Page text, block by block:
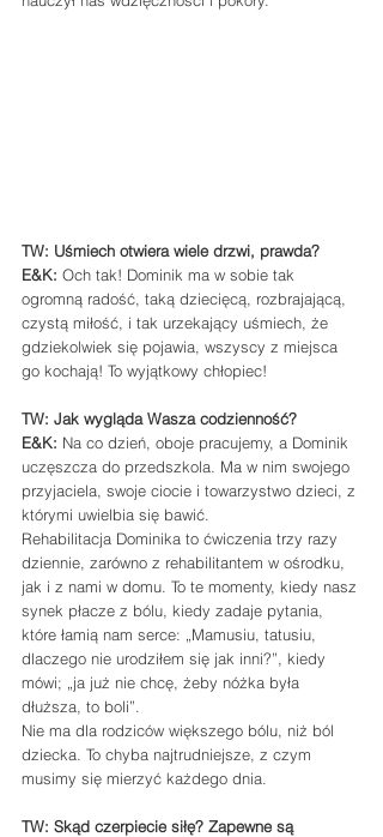
TW: Uśmiech otwiera wiele drzwi, prawda?
E&K: Och tak! Dominik ma w sobie tak
ogromną radość, taką dziecięcą, rozbrajającą,
czystą miłość, i tak urzekający uśmiech, że
gdziekolwiek się pojawia, wszyscy z miejsca
go kochają! To wyjątkowy chłopiec!
TW: Jak wygląda Wasza codzienność?
E&K: Na co dzień, oboje pracujemy, a Dominik
uczęszcza do przedszkola. Ma w nim swojego
przyjaciela, swoje ciocie i towarzystwo dzieci, z
którymi uwielbia się bawić.
Rehabilitacja Dominika to ćwiczenia trzy razy
dziennie, zarówno z rehabilitantem w ośrodku,
jak i z nami w domu. To te momenty, kiedy nasz
synek płacze z bólu, kiedy zadaje pytania,
które łamią nam serce: „Mamusiu, tatusiu,
dlaczego nie urodziłem się jak inni?”, kiedy
mówi; „ja już nie chcę, żeby nóżka była
dłuższa, to boli”.
Nie ma dla rodziców większego bólu, niż ból
dziecka. To chyba najtrudniejsze, z czym
musimy się mierzyć każdego dnia.
TW: Skąd czerpiecie siłę? Zapewne są